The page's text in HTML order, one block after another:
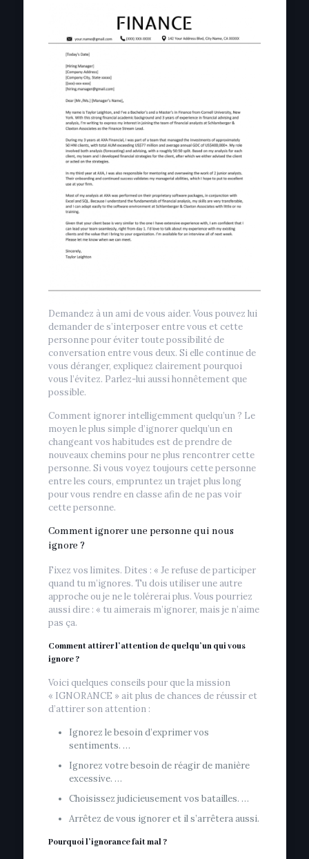
Demandez à un ami de vous aider. Vous pouvez lui
demander de s’interposer entre vous et cette
personne pour éviter toute possibilité de
conversation entre vous deux. Si elle continue de
vous déranger, expliquez clairement pourquoi
vous l’évitez. Parlez-lui aussi honnêtement que
possible.
Comment ignorer intelligemment quelqu’un ? Le
moyen le plus simple d’ignorer quelqu’un en
changeant vos habitudes est de prendre de
nouveaux chemins pour ne plus rencontrer cette
personne. Si vous voyez toujours cette personne
entre les cours, empruntez un trajet plus long
pour vous rendre en classe afin de ne pas voir
cette personne.
Comment ignorer une personne qui nous
ignore ?
Fixez vos limites. Dites : « Je refuse de participer
quand tu m’ignores. Tu dois utiliser une autre
approche ou je ne le tolérerai plus. Vous pourriez
aussi dire : « tu aimerais m’ignorer, mais je n’aime
pas ça.
Comment attirer l’attention de quelqu’un qui vous
ignore ?
Voici quelques conseils pour que la mission
« IGNORANCE » ait plus de chances de réussir et
d’attirer son attention :
Ignorez le besoin d’exprimer vos
sentiments. …
Ignorez votre besoin de réagir de manière
excessive. …
Choisissez judicieusement vos batailles. …
Arrêtez de vous ignorer et il s’arrêtera aussi.
Pourquoi l’ignorance fait mal ?